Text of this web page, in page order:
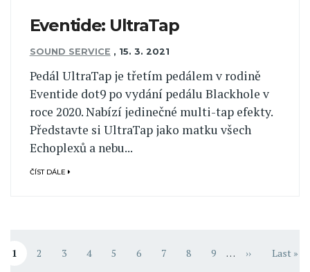
Eventide: UltraTap
SOUND SERVICE , 15. 3. 2021
Pedál UltraTap je třetím pedálem v rodině
Eventide dot9 po vydání pedálu Blackhole v
roce 2020. Nabízí jedinečné multi-tap efekty.
Představte si UltraTap jako matku všech
Echoplexů a nebu...
ČÍST DÁLE
Aktuální stránka
1 Stránka
2 Stránka
3 Stránka
4 Stránka
5 Stránka
6 Stránka
7 Stránka
8 Stránka
9 … Následující
›› Last »